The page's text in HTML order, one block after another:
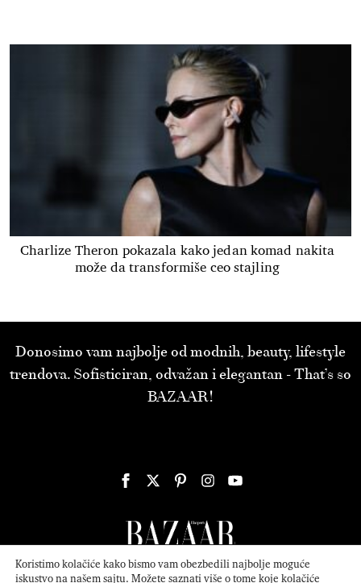
Charlize Theron pokazala kako jedan komad nakita
može da transformiše ceo stajling
Donosimo vam najbolje od modnih, beauty, lifestyle
trendova. Sofisticiran, odvažan i elegantan - That’s so
BAZAAR!
Koristimo kolačiće kako bismo vam obezbedili najbolje moguće
iskustvo na našem sajtu. Možete saznati više o tome koje kolačiće